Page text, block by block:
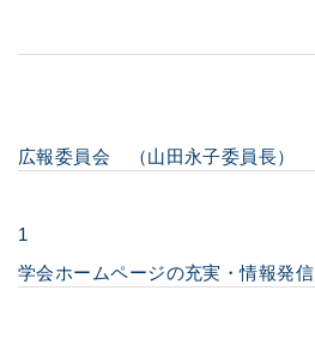
広報委員会 （山田永子委員長）
1
学会ホームページの充実・情報発信